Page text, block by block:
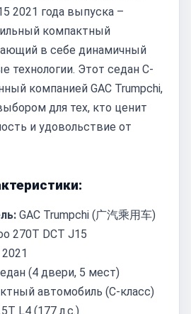
2021 года выпуска –
компактный
в себе динамичный
технологии. Этот седан C-
компанией GAC Trumpchi,
для тех, кто ценит
и удовольствие от
GAC Trumpchi (广汽乘用车)
270T DCT J15
2021
(4 двери, 5 мест)
автомобиль (C-класс)
L4 (177 л.с.)